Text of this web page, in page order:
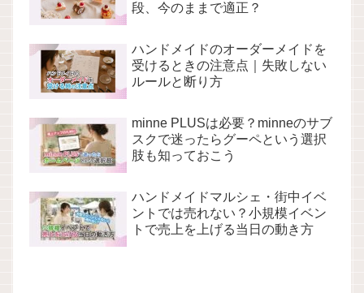
段、今のままで適正？
ハンドメイドのオーダーメイドを
受けるときの注意点｜失敗しない
ルールと断り方
minne PLUSは必要？minneのサブ
スクで迷ったらグーペという選択
肢も知っておこう
ハンドメイドマルシェ・街中イベ
ントでは売れない？小規模イベン
トで売上を上げる当日の動き方